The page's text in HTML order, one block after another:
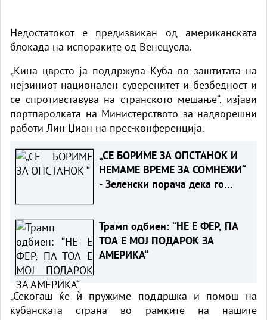
Недостатокот е предизвикан од американската
блокада на испораките од Венецуела.
„Кина цврсто ја поддржува Куба во заштитата на
нејзиниот национален суверенитет и безбедност и
се спротивставува на странското мешање“, изјави
портпаролката на Министерството за надворешни
работи Лин Џиан на прес-конференција.
„СЕ БОРИМЕ ЗА ОПСТАНОК И
НЕМАМЕ ВРЕМЕ ЗА СОМНЕЖИ“
- Зеленски порача дека го
Трамп одбиен: “НЕ Е ФЕР, ПА
ТОА Е МОЈ ПОДАРОК ЗА
АМЕРИКА“
„Секогаш ќе ѝ пружиме поддршка и помош на
кубанската страна во рамките на нашите